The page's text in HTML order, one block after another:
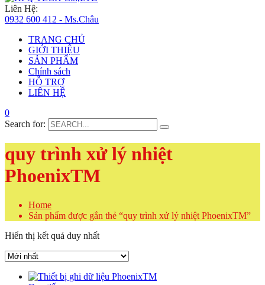
Liên Hệ:
0932 600 412 - Ms.Châu
TRANG CHỦ
GIỚI THIỆU
SẢN PHẨM
Chính sách
HỖ TRỢ
LIÊN HỆ
0
Search for:
quy trình xử lý nhiệt
PhoenixTM
Home
Sản phẩm được gắn thẻ “quy trình xử lý nhiệt PhoenixTM”
Hiển thị kết quả duy nhất